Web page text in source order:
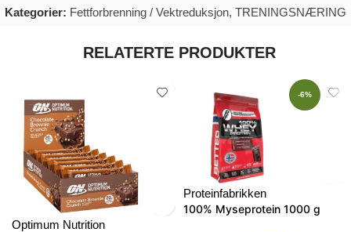
Kategorier: Fettforbrenning / Vektreduksjon, TRENINGSNÆRING
RELATERTE PRODUKTER
Optimum Nutrition
-6%
Proteinfabrikken
100% Myseprotein 1000 g